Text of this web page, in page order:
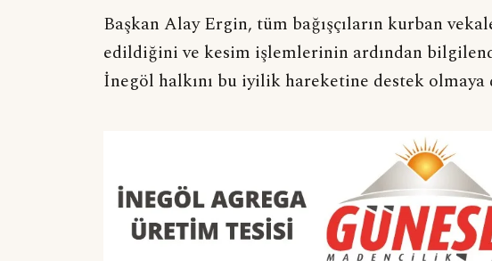
Başkan Alay Ergin, tüm bağışçıların kurban
edildiğini ve kesim işlemlerinin ardından
İnegöl halkını bu iyilik hareketine destek olmaya